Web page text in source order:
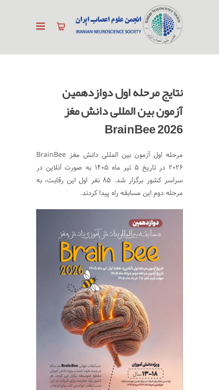
نتایج مرحله اول دوازدهمین
آزمون بین المللی دانش مغز
BrainBee 2026
مرحله اول آزمون بین المللی دانش مغز BrainBee
2026 در تاریخ ۵ تیر ماه ۱۴۰۵ به صورت آنلاین در
سراسر کشور برگزار شد. ۸۵ نفر اول این رقابت، به
مرحله دوم این مسابقه راه پیدا کردند.